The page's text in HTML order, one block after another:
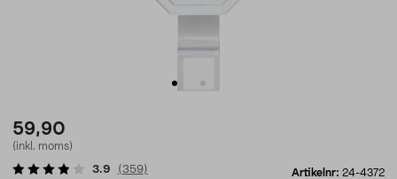
59,90
(inkl. moms)
Artikelnr: 24-4372
3.9 (359)